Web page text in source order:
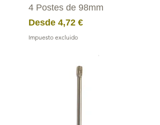
4 Postes de 98mm
Desde 4,72 €
Precio de oferta
Impuesto excluido